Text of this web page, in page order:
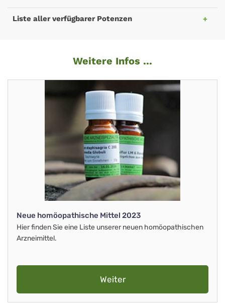
Liste aller verfügbarer Potenzen
Weitere Infos ...
Neue homöopathische Mittel 2023
Hier finden Sie eine Liste unserer neuen homöopathischen
Arzneimittel.
Weiter